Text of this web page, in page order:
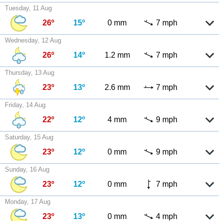
Tuesday, 11 Aug
26º 15º 0 mm 7 mph
Wednesday, 12 Aug
26º 14º 1.2 mm 7 mph
Thursday, 13 Aug
23º 13º 2.6 mm 7 mph
Friday, 14 Aug
22º 12º 4 mm 9 mph
Saturday, 15 Aug
23º 12º 0 mm 9 mph
Sunday, 16 Aug
23º 12º 0 mm 7 mph
Monday, 17 Aug
23º 13º 0 mm 4 mph